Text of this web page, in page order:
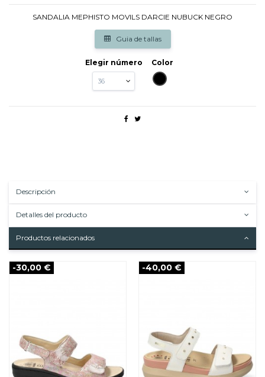
SANDALIA MEPHISTO MOVILS DARCIE NUBUCK NEGRO
Guia de tallas
Elegir número
Color
NEGRO
Descripción
Detalles del producto
Productos relacionados
-30,00 € -40,00 €